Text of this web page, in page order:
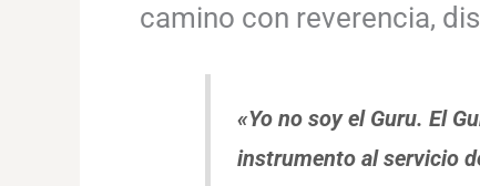
camino con reverencia,
«Yo no soy el Guru. El
instrumento al servicio